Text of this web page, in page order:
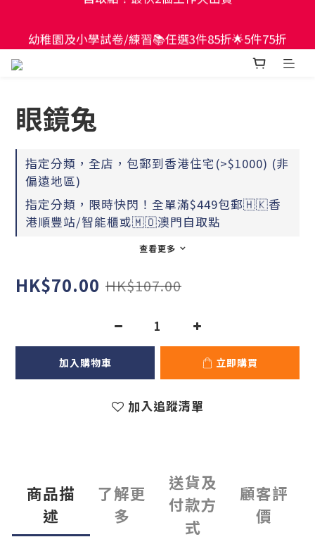
自取點！最快2個工作天出貨
現貨童書正價全場65折！$449包郵香港智能櫃或澳門
眼鏡兔
指定分類，全店，包郵到香港住宅(>$1000) (非
偏遠地區)
指定分類，限時快閃！全單滿$449包郵🇭🇰香
港順豐站/智能櫃或🇲🇴澳門自取點
查看更多
HK$70.00 HK$107.00
加入購物車 立即購買
加入追蹤清單
商品描
述
了解更
多
送貨及
付款方
式
顧客評
價